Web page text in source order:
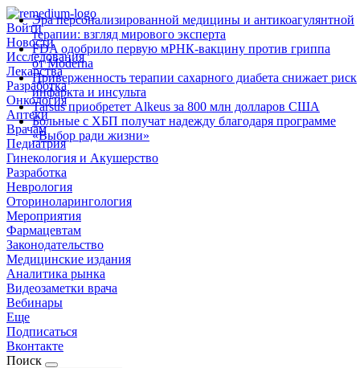
Войти
Новости
Исследования
Лекарства
Разработка
Онкология
Аптеки
Врачам
Педиатрия
Гинекология и Акушерство
Разработка
Неврология
Оториноларингология
Мероприятия
Фармацевтам
Законодательство
Медицинские издания
Аналитика рынка
Видеозаметки врача
Вебинары
Еще
Подписаться
Вконтакте
Поиск
Эра персонализированной медицины и антикоагулянтной
терапии: взгляд мирового эксперта
FDA одобрило первую мРНК‑вакцину против гриппа
от Moderna
Приверженность терапии сахарного диабета снижает риск
инфаркта и инсульта
Tarsus приобретет Alkeus за 800 млн долларов США
Больные с ХБП получат надежду благодаря программе
«Выбор ради жизни»